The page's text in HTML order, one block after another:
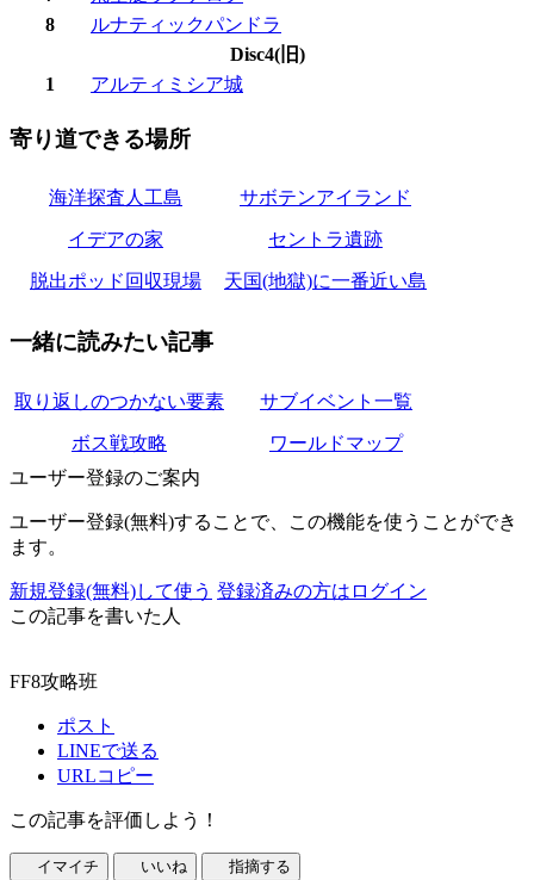
8
ルナティックパンドラ
Disc4(旧)
1
アルティミシア城
寄り道できる場所
海洋探査人工島 サボテンアイランド
イデアの家 セントラ遺跡
脱出ポッド回収現場 天国(地獄)に一番近い島
一緒に読みたい記事
取り返しのつかない要素 サブイベント一覧
ボス戦攻略
ワールドマップ
ユーザー登録のご案内
ユーザー登録(無料)することで、この機能を使うことができ
ます。
新規登録(無料)して使う 登録済みの方はログイン
この記事を書いた人
FF8攻略班
ポスト
LINEで送る
URLコピー
この記事を評価しよう！
イマイチ いいね 指摘する